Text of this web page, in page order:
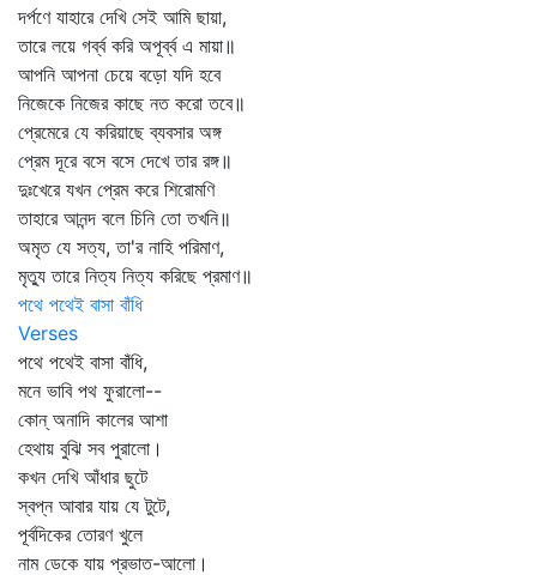
দর্পণে যাহারে দেখি সেই আমি ছায়া,
তারে লয়ে গর্ব্ব করি অপূর্ব্ব এ মায়া॥
আপনি আপনা চেয়ে বড়ো যদি হবে
নিজেকে নিজের কাছে নত করো তবে॥
প্রেমেরে যে করিয়াছে ব্যবসার অঙ্গ
প্রেম দূরে বসে বসে দেখে তার রঙ্গ॥
দুঃখেরে যখন প্রেম করে শিরোমণি
তাহারে আনন্দ বলে চিনি তো তখনি॥
অমৃত যে সত্য, তা'র নাহি পরিমাণ,
মৃত্যু তারে নিত্য নিত্য করিছে প্রমাণ॥
পথে পথেই বাসা বাঁধি
Verses
পথে পথেই বাসা বাঁধি,
মনে ভাবি পথ ফুরালো--
কোন্‌ অনাদি কালের আশা
হেথায় বুঝি সব পুরালো।
কখন দেখি আঁধার ছুটে
স্বপ্ন আবার যায় যে টুটে,
পূর্বদিকের তোরণ খুলে
নাম ডেকে যায় প্রভাত-আলো।